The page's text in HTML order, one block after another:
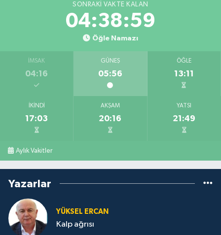
SONRAKI VAKTE KALAN
04:38:58
Öğle Namazı
İMSAK
04:16
GÜNEŞ
05:56
ÖĞLE
13:11
İKINDI
17:03
AKŞAM
20:16
YATSI
21:49
Aylık Vakitler
Yazarlar
YÜKSEL ERCAN
Kalp ağrısı